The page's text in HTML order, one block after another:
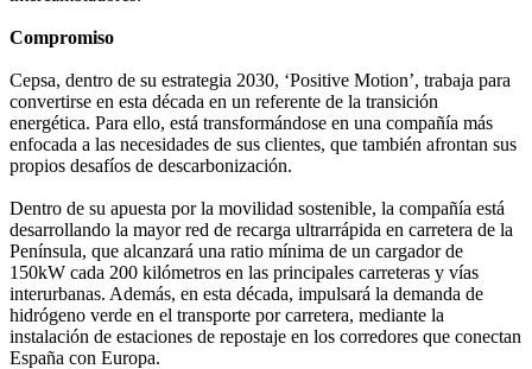
Compromiso
Cepsa, dentro de su estrategia 2030, ‘Positive Motion’, trabaja para
convertirse en esta década en un referente de la transición
energética. Para ello, está transformándose en una compañía más
enfocada a las necesidades de sus clientes, que también afrontan sus
propios desafíos de descarbonización.
Dentro de su apuesta por la movilidad sostenible, la compañía está
desarrollando la mayor red de recarga ultrarrápida en carretera de la
Península, que alcanzará una ratio mínima de un cargador de
150kW cada 200 kilómetros en las principales carreteras y vías
interurbanas. Además, en esta década, impulsará la demanda de
hidrógeno verde en el transporte por carretera, mediante la
instalación de estaciones de repostaje en los corredores que conectan
España con Europa.